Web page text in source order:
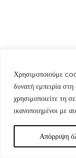
Χρησιμοποιούμε
δυνατή εμπειρία
χρησιμοποιείτε τη
ικανοποιημένοι με
Απόρριψη